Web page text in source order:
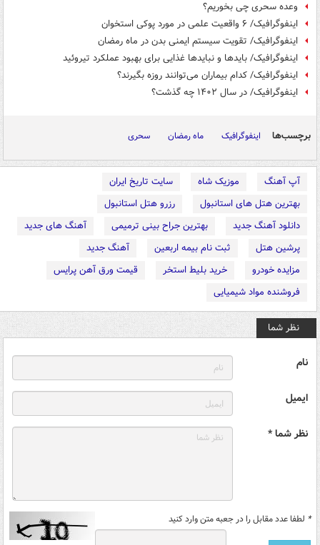
وعده سحری چی بخوریم؟
اینفوگرافیک/ ۶ واقعیت علمی در مورد پوکی استخوان
اینفوگرافیک/ تقویت سیستم ایمنی بدن در ماه رمضان
اینفوگرافیک/ بایدها و نبایدها غذایی برای بهبود عملکرد تیروئید
اینفوگرافیک/ کدام بیماران می‌توانند روزه بگیرند؟
اینفوگرافیک/ در سال ۱۴۰۲ چه گذشت؟
برچسب‌ها اینفوگرافیک ماه رمضان سحری
آپ آهنگ موزیک شاه
سایت تاریخ ایران
بهترین هتل های استانبول
رزرو هتل استانبول
دانلود آهنگ جدید
بهترین جراح بینی ترمیمی
آهنگ های جدید
پرشین هتل
ثبت نام بیمه اربعین
آهنگ جدید
مزایده خودرو
خرید بلیط استخر
قیمت ورق آهن پرایس
فروشنده مواد شیمیایی
نظر شما
نام
ایمیل
نظر شما *
* لطفا عدد مقابل را در جعبه متن وارد کنید